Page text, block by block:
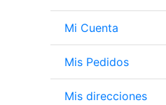
Mi Cuenta
Mis Pedidos
Mis direcciones